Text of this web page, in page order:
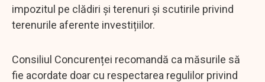
impozitul pe clădiri și terenuri și scutirile privind
terenurile aferente investițiilor.
Consiliul Concurenței recomandă ca măsurile să
fie acordate doar cu respectarea regulilor privind